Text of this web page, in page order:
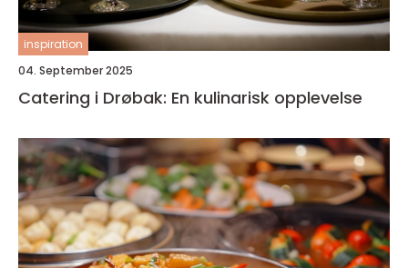
inspiration
04. September 2025
Catering i Drøbak: En kulinarisk opplevelse